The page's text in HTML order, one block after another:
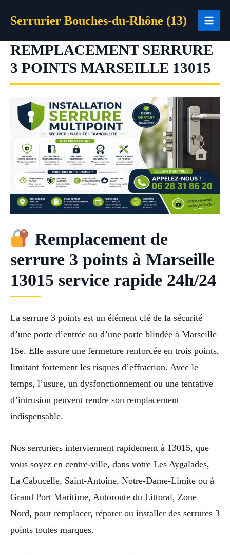
Serrurier Bouches-du-Rhône (13)
REMPLACEMENT SERRURE
3 POINTS MARSEILLE 13015
Remplacement de
serrure 3 points à Marseille
13015 service rapide 24h/24
La serrure 3 points est un élément clé de la sécurité
d’une porte d’entrée ou d’une porte blindée à Marseille
15e. Elle assure une fermeture renforcée en trois points,
limitant fortement les risques d’effraction. Avec le
temps, l’usure, un dysfonctionnement ou une tentative
d’intrusion peuvent rendre son remplacement
indispensable.
Nos serruriers interviennent rapidement à 13015, que
vous soyez en centre-ville, dans votre Les Aygalades,
La Cabucelle, Saint-Antoine, Notre-Dame-Limite ou à
Grand Port Maritime, Autoroute du Littoral, Zone
Nord, pour remplacer, réparer ou installer des serrures 3
points toutes marques.